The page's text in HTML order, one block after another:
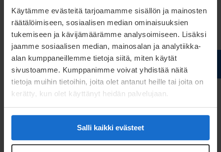
Käytämme evästeitä tarjoamamme sisällön ja mainosten
räätälöimiseen, sosiaalisen median ominaisuuksien
tukemiseen ja kävijämäärämme analysoimiseen. Lisäksi
jaamme sosiaalisen median, mainosalan ja analytiikka-
alan kumppaneillemme tietoja siitä, miten käytät
sivustoamme. Kumppanimme voivat yhdistää näitä
tietoja muihin tietoihin, joita olet antanut heille tai joita on
kerätty, kun olet käyttänyt heidän palvelujaan.
Salli kaikki evästeet
Tarjoamme sinulle innostavat ja osaavat työkaverit
sekä mahdollisuuden kehittyä toimitusketjun
ohjaamisen ja hankintatoimen asiantuntijaksi
kansainvälisessä ympäristössä. Investoimme
suunnitelmallisesti henkilöstön osaamiseen ja
uuteen teknologiaan, ja ne antavat erinomaiset
Lähetä hakemuksesi, CV ja palkkatoiveesi
3.10.2021 mennessä.